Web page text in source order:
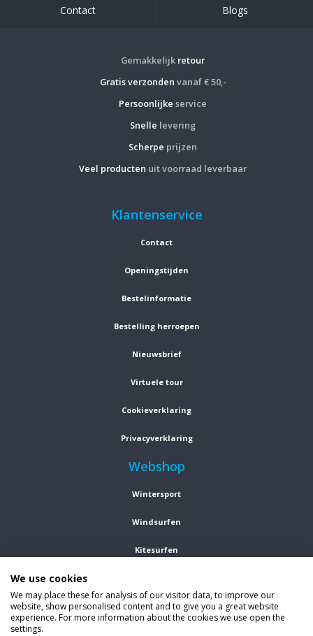
Contact Blogs
Gemakkelijk retour
Gratis verzonden vanaf € 50,-
Persoonlijke service
Snelle levering
Scherpe prijzen
Veel producten uit voorraad leverbaar
Klantenservice
Contact
Openingstijden
Bestelinformatie
Bestelling herroepen
Nieuwsbrief
Virtuele tour
Cookieverklaring
Privacyverklaring
Webshop
Wintersport
Windsurfen
Kitesurfen
Kleding
We use cookies
We may place these for analysis of our visitor data, to improve our
website, show personalised content and to give you a great website
experience. For more information about the cookies we use open the
settings.